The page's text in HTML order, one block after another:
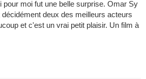
pour moi fut une belle surprise. Omar Sy
deux des meilleurs acteurs
et c'est un vrai petit plaisir. Un film à